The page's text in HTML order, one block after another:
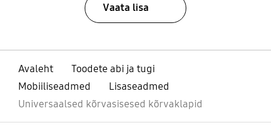
Vaata lisa
Avaleht
Toodete abi ja tugi
Mobiiliseadmed
Lisaseadmed
Universaalsed kõrvasisesed kõrvaklapid